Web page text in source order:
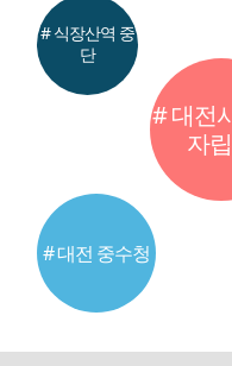
# 대전
자
# 대전 중수청
# 식장산역 중
단